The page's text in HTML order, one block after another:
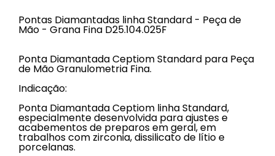
Pontas Diamantadas linha Standard - Peça de
Mão - Grana Fina D25.104.025F
Ponta Diamantada Ceptiom Standard para Peça
de Mão Granulometria Fina.
Indicação:
Ponta Diamantada Ceptiom linha Standard,
especialmente desenvolvida para ajustes e
acabementos de preparos em geral, em
trabalhos com zirconia, dissilicato de lítio e
porcelanas.